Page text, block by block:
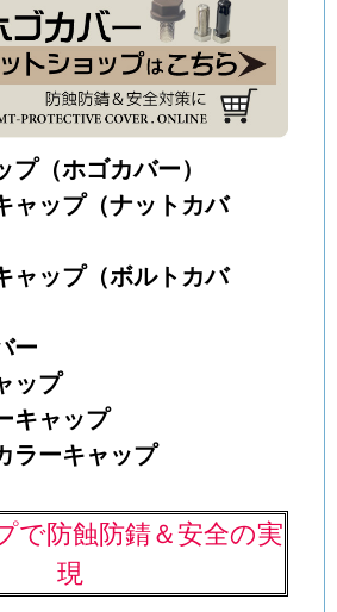
プ（ホゴカバー）
ップ（ナットカバ
ップ（ボルトカバ
ー
プ
ャップ
ーキャップ
で防蝕防錆＆安全の実
現